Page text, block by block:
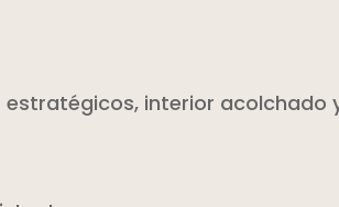
interior